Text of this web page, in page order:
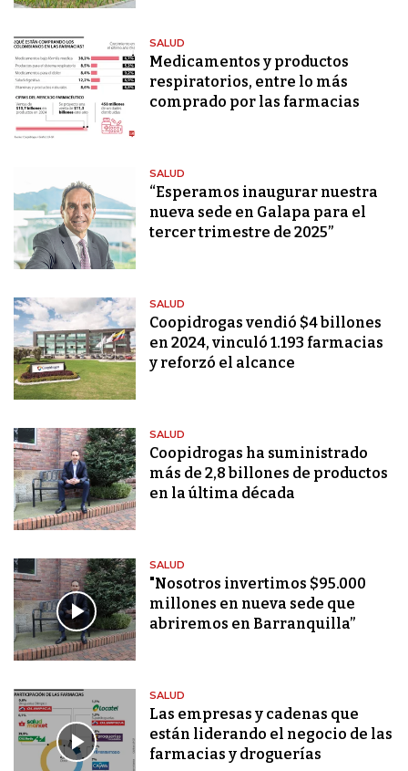
SALUD
Medicamentos y productos
respiratorios, entre lo más
comprado por las farmacias
SALUD
“Esperamos inaugurar nuestra
nueva sede en Galapa para el
tercer trimestre de 2025”
SALUD
Coopidrogas vendió $4 billones
en 2024, vinculó 1.193 farmacias
y reforzó el alcance
SALUD
Coopidrogas ha suministrado
más de 2,8 billones de productos
en la última década
SALUD
"Nosotros invertimos $95.000
millones en nueva sede que
abriremos en Barranquilla”
SALUD
Las empresas y cadenas que
están liderando el negocio de las
farmacias y droguerías